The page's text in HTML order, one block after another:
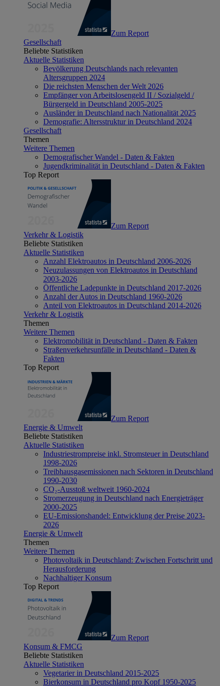
Zum Report
Gesellschaft
Beliebte Statistiken
Aktuelle Statistiken
Bevölkerung Deutschlands nach relevanten
Altersgruppen 2024
Die reichsten Menschen der Welt 2026
Empfänger von Arbeitslosengeld II / Sozialgeld /
Bürgergeld in Deutschland 2005-2025
Ausländer in Deutschland nach Nationalität 2025
Demografie: Altersstruktur in Deutschland 2024
Gesellschaft
Themen
Weitere Themen
Demografischer Wandel - Daten & Fakten
Jugendkriminalität in Deutschland - Daten & Fakten
Top Report
Zum Report
Verkehr & Logistik
Beliebte Statistiken
Aktuelle Statistiken
Anzahl Elektroautos in Deutschland 2006-2026
Neuzulassungen von Elektroautos in Deutschland
2003-2026
Öffentliche Ladepunkte in Deutschland 2017-2026
Anzahl der Autos in Deutschland 1960-2026
Anteil von Elektroautos in Deutschland 2014-2026
Verkehr & Logistik
Themen
Weitere Themen
Elektromobilität in Deutschland - Daten & Fakten
Straßenverkehrsunfälle in Deutschland - Daten &
Fakten
Top Report
Zum Report
Energie & Umwelt
Beliebte Statistiken
Aktuelle Statistiken
Industriestrompreise inkl. Stromsteuer in Deutschland
1998-2026
Treibhausgasemissionen nach Sektoren in Deutschland
1990-2030
CO₂-Ausstoß weltweit 1960-2024
Stromerzeugung in Deutschland nach Energieträger
2000-2025
EU-Emissionshandel: Entwicklung der Preise 2023-
2026
Energie & Umwelt
Themen
Weitere Themen
Photovoltaik in Deutschland: Zwischen Fortschritt und
Herausforderung
Nachhaltiger Konsum
Top Report
Zum Report
Konsum & FMCG
Beliebte Statistiken
Aktuelle Statistiken
Vegetarier in Deutschland 2015-2025
Bierkonsum in Deutschland pro Kopf 1950-2025